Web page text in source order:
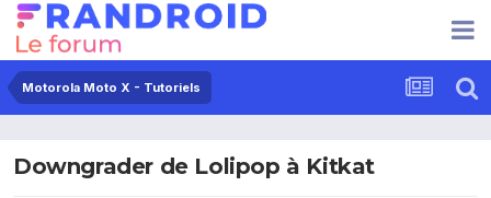
Motorola Moto X - Tutoriels
Downgrader de Lolipop à Kitkat